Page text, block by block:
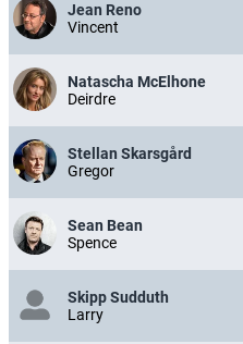
Jean Reno
Vincent
Natascha McElhone
Deirdre
Stellan Skarsgård
Gregor
Sean Bean
Spence
Skipp Sudduth
Larry